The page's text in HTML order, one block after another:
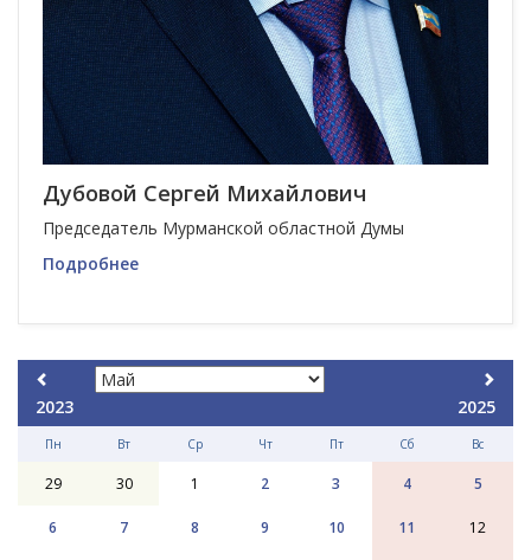
Дубовой Сергей Михайлович
Председатель Мурманской областной Думы
Подробнее
2023 2025
Пн Вт Ср Чт Пт Сб Вс
29 30 1 2 3 4 5
6 7 8 9 10 11 12